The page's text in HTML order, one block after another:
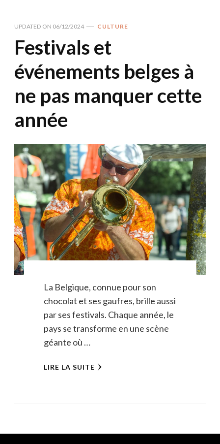
UPDATED ON 06/12/2024 CULTURE
Festivals et
événements belges à
ne pas manquer cette
année
La Belgique, connue pour son
chocolat et ses gaufres, brille aussi
par ses festivals. Chaque année, le
pays se transforme en une scène
géante où …
LIRE LA SUITE